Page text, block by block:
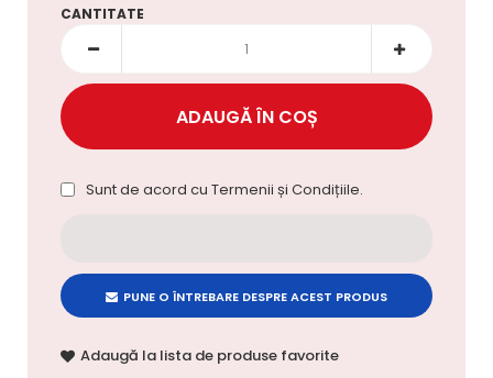
CANTITATE
Sunt de acord cu Termenii și Condițiile.
PUNE O ÎNTREBARE DESPRE ACEST PRODUS
Adaugă la lista de produse favorite